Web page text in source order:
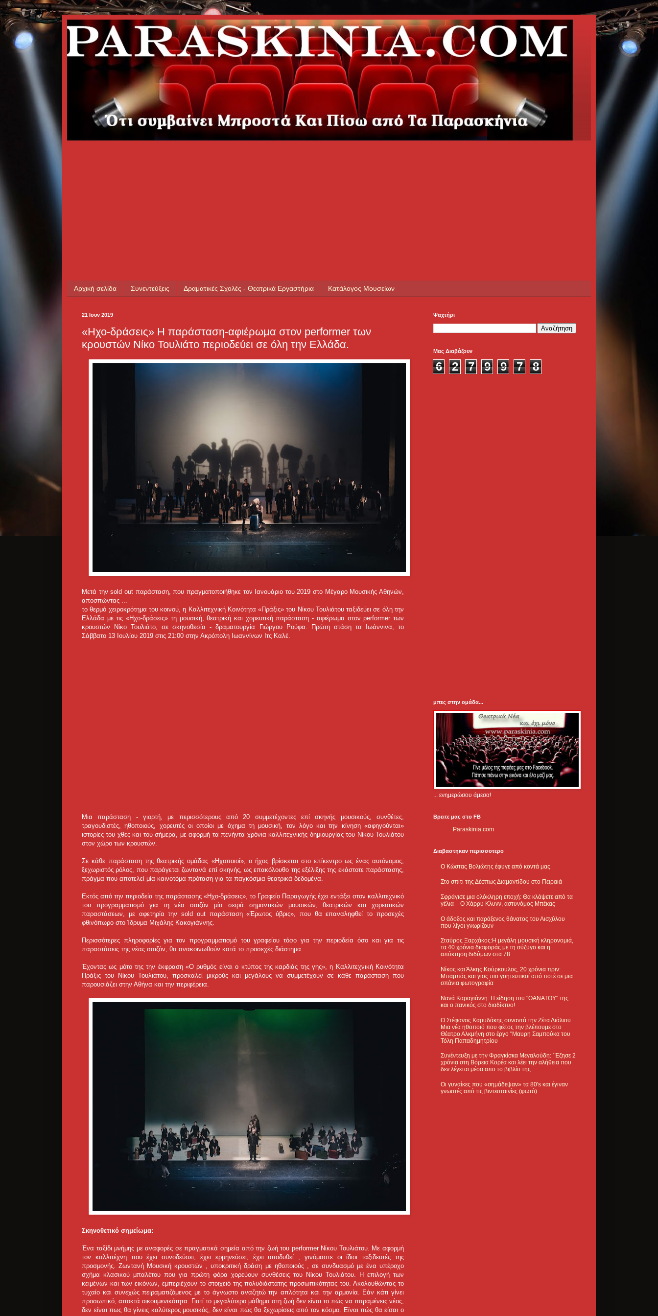
Αρχική σελίδα Συνεντεύξεις Δραματικές Σχολές - Θεατρικά Εργαστήρια Κατάλογος Μουσείων
21 Ιουν 2019
«Ηχο-δράσεις» Η παράσταση-αφιέρωμα στον performer των
κρουστών Νίκο Τουλιάτο περιοδεύει σε όλη την Ελλάδα.
Μετά την sold out παράσταση, που πραγματοποιήθηκε τον Ιανουάριο του 2019 στο Μέγαρο Μουσικής Αθηνών,
αποσπώντας ...
το θερμό χειροκρότημα του κοινού, η Καλλιτεχνική Κοινότητα «Πράξις» του Νίκου Τουλιάτου ταξιδεύει σε όλη την
Ελλάδα με τις «Ηχο-δράσεις» τη μουσική, θεατρική και χορευτική παράσταση - αφιέρωμα στον performer των
κρουστών Νίκο Τουλιάτο, σε σκηνοθεσία - δραματουργία Γιώργου Ρούφα. Πρώτη στάση τα Ιωάννινα, το
Σάββατο 13 Ιουλίου 2019 στις 21:00 στην Ακρόπολη Ιωαννίνων Ιτς Καλέ.
Μια παράσταση - γιορτή, με περισσότερους από 20 συμμετέχοντες επί σκηνής μουσικούς, συνθέτες,
τραγουδιστές, ηθοποιούς, χορευτές οι οποίοι με όχημα τη μουσική, τον λόγο και την κίνηση «αφηγούνται»
ιστορίες του χθες και του σήμερα, με αφορμή τα πενήντα χρόνια καλλιτεχνικής δημιουργίας του Νίκου Τουλιάτου
στον χώρο των κρουστών.
Σε κάθε παράσταση της θεατρικής ομάδας «Ηχοποιοί», ο ήχος βρίσκεται στο επίκεντρο ως ένας αυτόνομος,
ξεχωριστός ρόλος, που παράγεται ζωντανά επί σκηνής, ως επακόλουθο της εξέλιξης της εκάστοτε παράστασης,
πράγμα που αποτελεί μία καινοτόμα πρόταση για τα παγκόσμια θεατρικά δεδομένα.
Εκτός από την περιοδεία της παράστασης «Ηχο-δράσεις», το Γραφείο Παραγωγής έχει εντάξει στον καλλιτεχνικό
του προγραμματισμό για τη νέα σαιζόν μία σειρά σημαντικών μουσικών, θεατρικών και χορευτικών
παραστάσεων, με αφετηρία την sold out παράσταση «Έρωτος ύβρις», που θα επαναληφθεί το προσεχές
φθινόπωρο στο Ίδρυμα Μιχάλης Κακογιάννης.
Περισσότερες πληροφορίες για τον προγραμματισμό του γραφείου τόσο για την περιοδεία όσο και για τις
παραστάσεις της νέας σαιζόν, θα ανακοινωθούν κατά το προσεχές διάστημα.
Έχοντας ως μότο της την έκφραση «Ο ρυθμός είναι ο κτύπος της καρδιάς της γης», η Καλλιτεχνική Κοινότητα
Πράξις του Νίκου Τουλιάτου, προσκαλεί μικρούς και μεγάλους να συμμετέχουν σε κάθε παράσταση που
παρουσιάζει στην Αθήνα και την περιφέρεια.
Σκηνοθετικό σημείωμα:
Ένα ταξίδι μνήμης με αναφορές σε πραγματικά σημεία από την ζωή του performer Νίκου Τουλιάτου. Με αφορμή
τον καλλιτέχνη που έχει συνοδεύσει, έχει ερμηνεύσει, έχει υποδυθεί , γινόμαστε οι ίδιοι ταξιδευτές της
προσμονής. Ζωντανή Μουσική κρουστών , υποκριτική δράση με ηθοποιούς , σε συνδυασμό με ένα υπέροχο
σχήμα κλασικού μπαλέτου που για πρώτη φόρα χορεύουν συνθέσεις του Νίκου Τουλιάτου. Η επιλογή των
κειμένων και των εικόνων, εμπεριέχουν το στοιχειό της πολυδιάστατης προσωπικότητας του. Ακολουθώντας το
τυχαίο και συνεχώς πειραματιζόμενος με το άγνωστο αναζητώ την απλότητα και την αρμονία. Εάν κάτι γίνει
προσωπικό, αποκτά οικουμενικότητα. Γιατί το μεγαλύτερο μάθημα στη ζωή δεν είναι το πώς να παραμένεις νέος,
δεν είναι πως θα γίνεις καλύτερος μουσικός, δεν είναι πώς θα ξεχωρίσεις από τον κόσμο. Είναι πώς θα είσαι ο
Ψαχτήρι
Μας Διαβάζουν
6 2 7 9 9 7 8
μπες στην ομάδα...
... ενημερώσου άμεσα!
Βρειτε μας στο FB
Paraskinia.com
Διαβαστηκαν περισσοτερο
Ο Κώστας Βολιώτης έφυγε από κοντά μας
Στο σπίτι της Δέσπως Διαμαντίδου στο Πειραιά
Σφράγισε μια ολόκληρη εποχή: Θα κλάψετε από τα
γέλια – Ο Χάρρυ Κλυνν, αστυνόμος Μπέκας
Ο άδοξος και παράξενος θάνατος του Αισχύλου
που λίγοι γνωρίζουν
Σταύρος Ξαρχάκος:Η μεγάλη μουσική κληρονομιά,
τα 40 χρόνια διαφοράς με τη σύζυγο και η
απόκτηση διδύμων στα 78
Νίκος και Άλκης Κούρκουλος, 20 χρόνια πριν:
Μπαμπάς και γιος πιο γοητευτικοί από ποτέ σε μια
σπάνια φωτογραφία
Νανά Καραγιάννη: Η είδηση του "ΘΑΝΑΤΟΥ" της
και ο πανικός στο διαδίκτυο!
Ο Στέφανος Καρυδάκης συναντά την Ζέτα Λιάλιου.
Μια νέα ηθοποιό που φέτος την βλέπουμε στο
Θέατρο Αλκμήνη στο έργο "Μαυρη Σαμπούκα του
Τόλη Παπαδημητρίου
Συνέντευξη με την Φραγκίσκα Μεγαλούδη: ΄Έζησε 2
χρόνια στη Βόρεια Κορέα και λέει την αλήθεια που
δεν λέγεται μέσα απο το βιβλίο της
Οι γυναίκες που «σημάδεψαν» τα 80's και έγιναν
γνωστές από τις βιντεοταινίες (φωτό)